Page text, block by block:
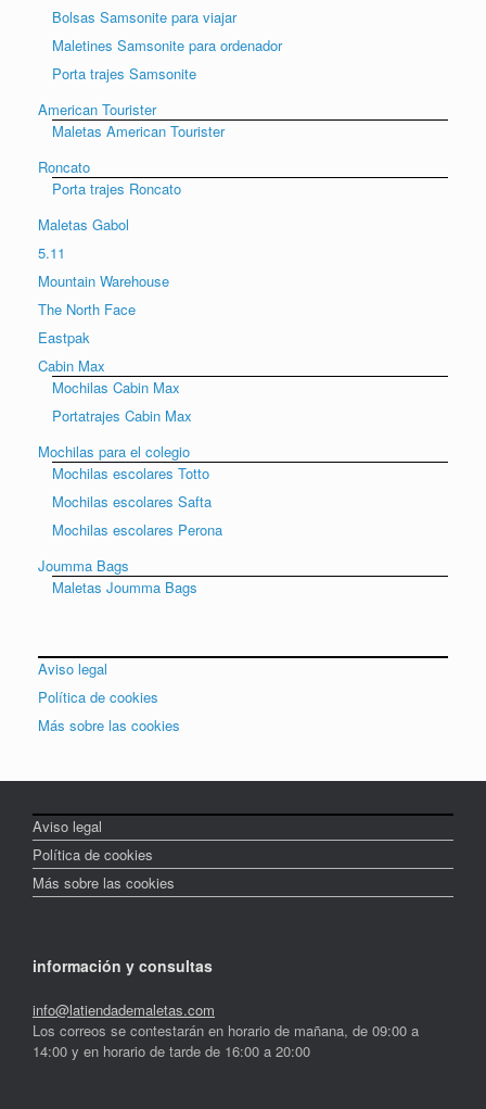
Bolsas Samsonite para viajar
Maletines Samsonite para ordenador
Porta trajes Samsonite
American Tourister
Maletas American Tourister
Roncato
Porta trajes Roncato
Maletas Gabol
5.11
Mountain Warehouse
The North Face
Eastpak
Cabin Max
Mochilas Cabin Max
Portatrajes Cabin Max
Mochilas para el colegio
Mochilas escolares Totto
Mochilas escolares Safta
Mochilas escolares Perona
Joumma Bags
Maletas Joumma Bags
Aviso legal
Política de cookies
Más sobre las cookies
Aviso legal
Política de cookies
Más sobre las cookies
información y consultas
info@latiendademaletas.com
Los correos se contestarán en horario de mañana, de 09:00 a
14:00 y en horario de tarde de 16:00 a 20:00